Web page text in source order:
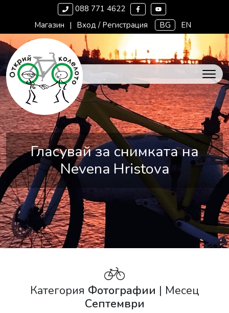
088 771 4622
Магазин | Вход / Регистрация BG EN
Гласувай за снимката на
Nevena Hristova
Категория Фотографии | Месец
Септември